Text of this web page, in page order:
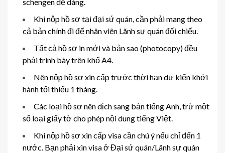
schengen dễ dàng.
Khi nộp hồ sơ tại đại sứ quán, cần phải mang theo
cả bản chính đi để nhân viên Lãnh sự quán đối chiếu.
Tất cả hồ sơ in mới và bản sao (photocopy) đều
phải trình bày trên khổ A4.
Nên nộp hồ sơ xin cấp trước thời hạn dự kiến khởi
hành tối thiểu 1 tháng.
Các loại hồ sơ nên dịch sang bản tiếng Anh, trừ một
số loại giấy tờ cho phép nội dung tiếng Việt.
Khi nộp hồ sơ xin cấp visa cần chú ý nếu chỉ đến 1
nước. Bạn phải xin visa ở Đại sứ quán/Lãnh sự quán